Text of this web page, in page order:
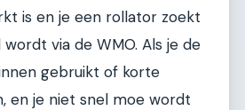
is en je een rollator zoekt
via de WMO. Als je de
gebruikt of korte
en je niet snel moe wordt